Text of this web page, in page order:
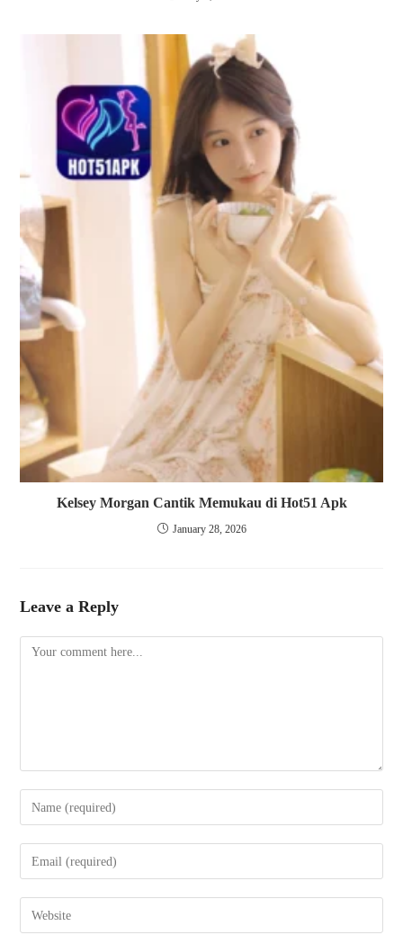
Kelsey Morgan Cantik Memukau di Hot51 Apk
January 28, 2026
Leave a Reply